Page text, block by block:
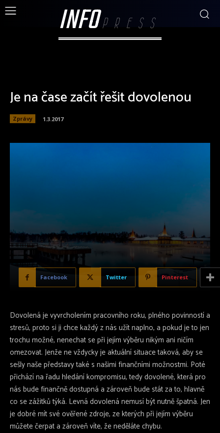
INFO PRESS
Je na čase začít řešit dovolenou
Zprávy 1.3.2017
Facebook Twitter Pinterest
Dovolená je vyvrcholením pracovního roku, plného povinností a
stresů, proto si ji chce každý z nás užít naplno, a pokud je to jen
trochu možné, nenechat se při jejím výběru nikým ani ničím
omezovat. Jenže ne vždycky je aktuální situace taková, aby se
sešly naše představy také s našimi finančními možnostmi. Poté
přichází na řadu hledání kompromisu, tedy dovolené, která pro
nás bude finančně dostupná a zároveň bude stát za to, hlavně
co se zážitků týká. Levná dovolená nemusí být nutně špatná. Jen
je dobré mít své ověřené zdroje, ze kterých při jejím výběru
můžete čerpat a zároveň víte, že neděláte chybu.